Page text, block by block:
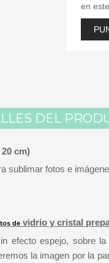
en
DEL
cm)
sublimar fotos e
de vidrio y cristal
efecto espejo, sobre
la imagen por la